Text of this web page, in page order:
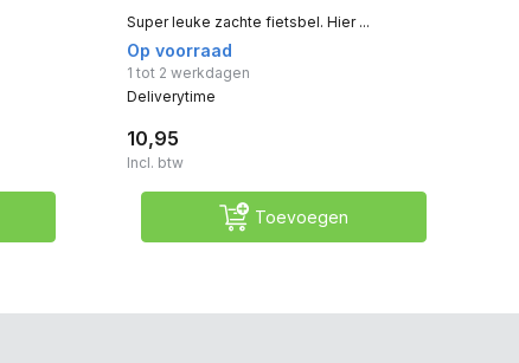
Super leuke zachte fietsbel. Hier ...
Op voorraad
1 tot 2 werkdagen
Deliverytime
10,95
Incl. btw
Toevoegen